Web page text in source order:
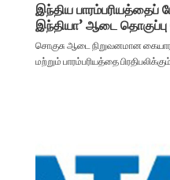
இந்திய பாரம்பரியத்தைப்
இந்தியா’ ஆடை
சொகுசு ஆடை நிறுவனமான
மற்றும் பாரம்பரியத்தை பிரதிபலிக்கும்